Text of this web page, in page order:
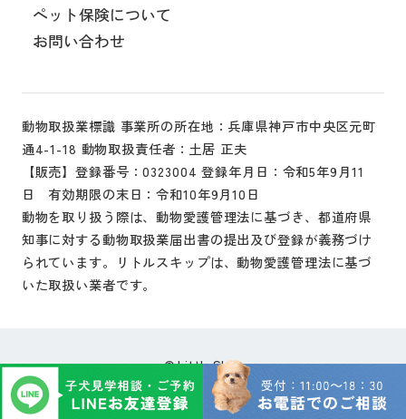
ペット保険について
お問い合わせ
動物取扱業標識 事業所の所在地：兵庫県神戸市中央区元町
通4-1-18 動物取扱責任者：土居 正夫
【販売】登録番号：0323004 登録年月日：令和5年9月11
日 有効期限の末日：令和10年9月10日
動物を取り扱う際は、動物愛護管理法に基づき、都道府県
知事に対する動物取扱業届出書の提出及び登録が義務づけ
られています。リトルスキップは、動物愛護管理法に基づ
いた取扱い業者です。
©Little Skip.